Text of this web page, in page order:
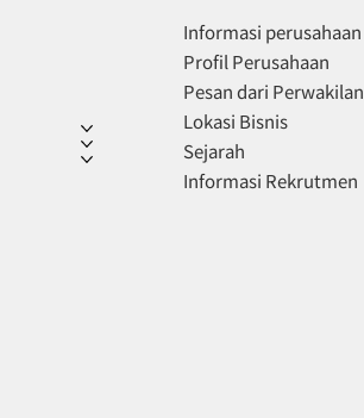
Informasi perusahaan
Profil Perusahaan
Pesan dari Perwakilan
Lokasi Bisnis
Sejarah
Informasi Rekrutmen